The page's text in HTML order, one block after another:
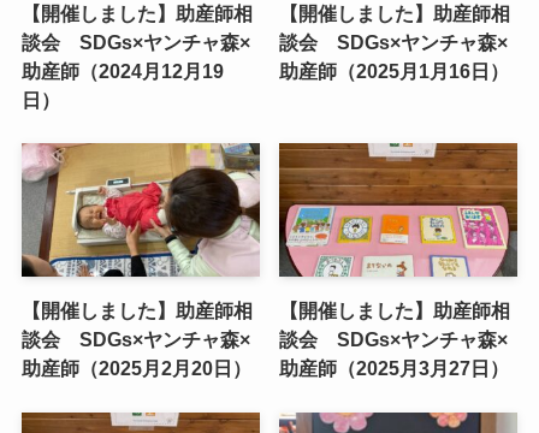
【開催しました】助産師相
談会 SDGs×ヤンチャ森×
助産師（2024月12月19
日）
【開催しました】助産師相
談会 SDGs×ヤンチャ森×
助産師（2025月1月16日）
【開催しました】助産師相
談会 SDGs×ヤンチャ森×
助産師（2025月2月20日）
【開催しました】助産師相
談会 SDGs×ヤンチャ森×
助産師（2025月3月27日）